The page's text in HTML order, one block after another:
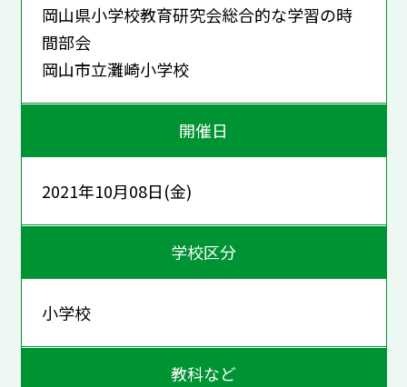
岡山県小学校教育研究会総合的な学習の時
間部会
岡山市立灘崎小学校
開催日
2021年10月08日(金)
学校区分
小学校
教科など